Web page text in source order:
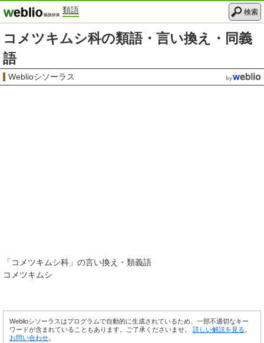
類語 検索
コメツキムシ科の類語・言い換え・同義
語
Weblioシソーラス
「 コメツキムシ科 」の言い換え・類義語
コメツキムシ
Weblioシソーラスはプログラムで自動的に生成されているため、一部不適切なキー
ワードが含まれていることもあります。ご了承くださいませ。 詳しい解説を見る
お問い合わせ